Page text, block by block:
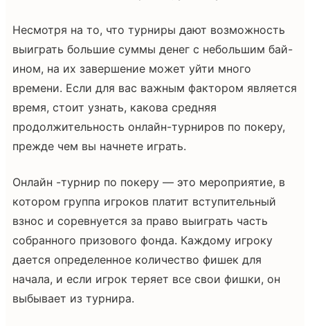
Несмотря на то, что турниры дают возможность
выиграть большие суммы денег с небольшим бай-
ином, на их завершение может уйти много
времени. Если для вас важным фактором является
время, стоит узнать, какова средняя
продолжительность онлайн-турниров по покеру,
прежде чем вы начнете играть.
Онлайн -турнир по покеру — это мероприятие, в
котором группа игроков платит вступительный
взнос и соревнуется за право выиграть часть
собранного призового фонда. Каждому игроку
дается определенное количество фишек для
начала, и если игрок теряет все свои фишки, он
выбывает из турнира.